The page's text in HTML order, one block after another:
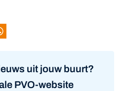
Twitter
via Linkedin
delen via Mail
delen via Whatsapp
uit jouw buurt?
PVO-website